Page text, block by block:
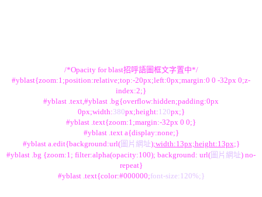
/*Opacity for blast招呼語圖框文字置中*/
#yblast{zoom:1;position:relative;top:-20px;left:0px;margin:0 0 -32px 0;z-
index:2;}
#yblast .text,#yblast .bg{overflow:hidden;padding:0px
0px;width:380px;height:120px;}
#yblast .text{zoom:1;margin:-32px 0 0;}
#yblast .text a{display:none;}
#yblast a.edit{background:url(圖片網址);width:13px;height:13px;}
#yblast .bg {zoom:1; filter:alpha(opacity:100); background: url(圖片網址) no-
repeat}
#yblast .text{color:#000000;font-size:120%;}